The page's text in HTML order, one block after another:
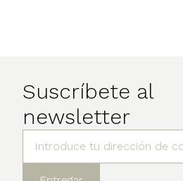
Suscríbete al
newsletter